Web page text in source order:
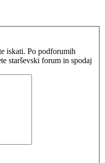
iskati. Po podforumih
starševski forum in spodaj